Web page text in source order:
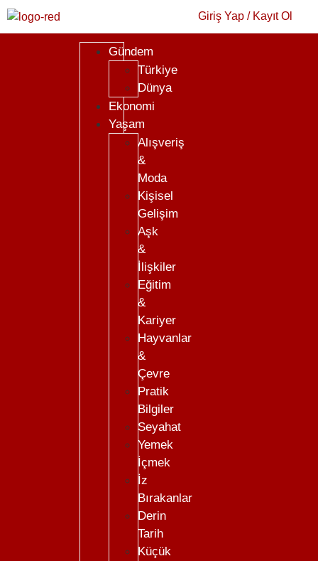
Giriş Yap / Kayıt Ol
Gündem
Türkiye
Dünya
Ekonomi
Yaşam
Alışveriş
&
Moda
Kişisel
Gelişim
Aşk
&
İlişkiler
Eğitim
&
Kariyer
Hayvanlar
&
Çevre
Pratik
Bilgiler
Seyahat
Yemek
İçmek
İz
Bırakanlar
Derin
Tarih
Küçük